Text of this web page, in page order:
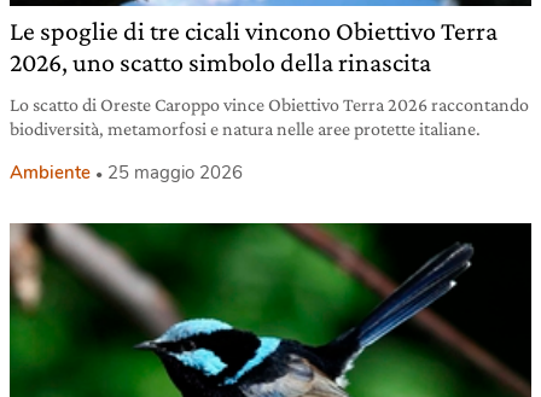
Le spoglie di tre cicali vincono Obiettivo Terra
2026, uno scatto simbolo della rinascita
Lo scatto di Oreste Caroppo vince Obiettivo Terra 2026 raccontando
biodiversità, metamorfosi e natura nelle aree protette italiane.
Ambiente 25 maggio 2026